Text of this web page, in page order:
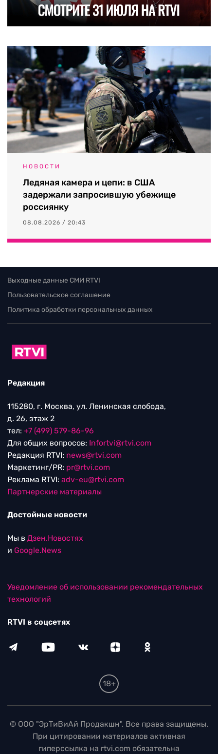
НОВОСТИ
Ледяная камера и цепи: в США
задержали запросившую убежище
россиянку
08.08.2026 / 20:43
Выходные данные СМИ RTVI
Пользовательское соглашение
Политика обработки персональных данных
Редакция
115280, г. Москва, ул. Ленинская слобода,
д. 26, этаж 2
тел: +7 (499) 579-86-96
Для общих вопросов: Infortvi@rtvi.com
Редакция RTVI: news@rtvi.com
Маркетинг/PR: pr@rtvi.com
Реклама RTVI: adv-eu@rtvi.com
Партнерские материалы
Достойные новости
Мы в Дзен.Новостях
и Google.News
Уведомление об использовании рекомендательных
технологий
RTVI в соцсетях
18+
© ООО "ЭрТиВиАй Продакшн". Все права защищены.
При цитировании материалов активная
гиперссылка на rtvi.com обязательна